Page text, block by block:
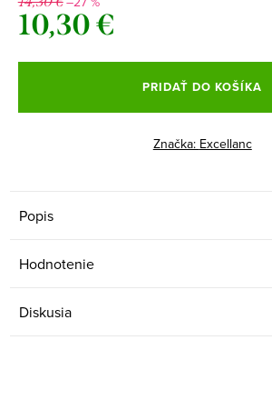
10,30 €
cena:
PRIDAŤ DO KOŠÍKA
Značka: Excellanc
Popis
Hodnotenie
Diskusia